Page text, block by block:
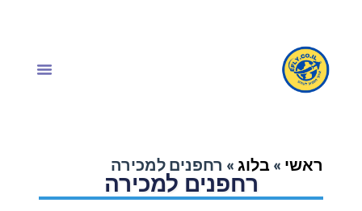
ראשי »בלוג » רחפנים למכירה
רחפנים למכירה